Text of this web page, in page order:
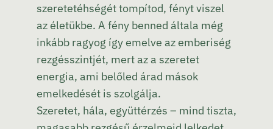
szeretetéhségét tompítod, fényt viszel
az életükbe. A fény benned általa még
inkább ragyog így emelve az emberiség
rezgésszintjét, mert az a szeretet
energia, ami belőled árad mások
emelkedését is szolgálja.
Szeretet, hála, együttérzés – mind tiszta,